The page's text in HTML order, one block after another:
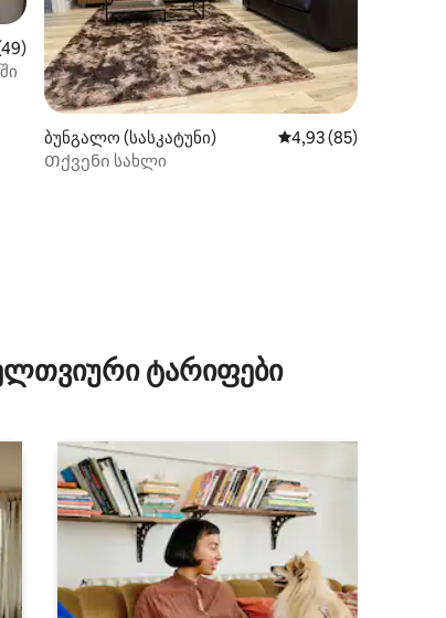
შეფასებაა 5‑დან 4,9, 49 მიმოხილვა
ბუნგალო (სასკატუნი) საშუალო შეფასებაა
4,93 (85)
Თქვენი სახლი
ტარიფები